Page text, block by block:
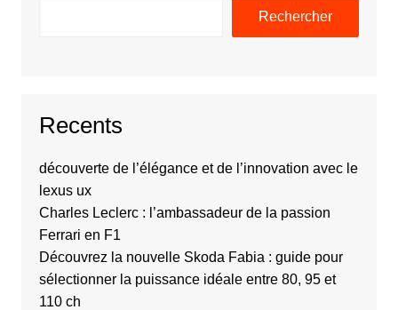
Rechercher
Recents
découverte de l’élégance et de l’innovation avec le
lexus ux
Charles Leclerc : l’ambassadeur de la passion
Ferrari en F1
Découvrez la nouvelle Skoda Fabia : guide pour
sélectionner la puissance idéale entre 80, 95 et
110 ch